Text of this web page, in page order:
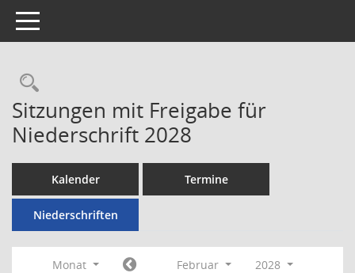
Toggle navigation
Rechercheauswahl
Sitzungen mit Freigabe für
Niederschrift 2028
Kalender Termine
Niederschriften
Monat Februar
2028